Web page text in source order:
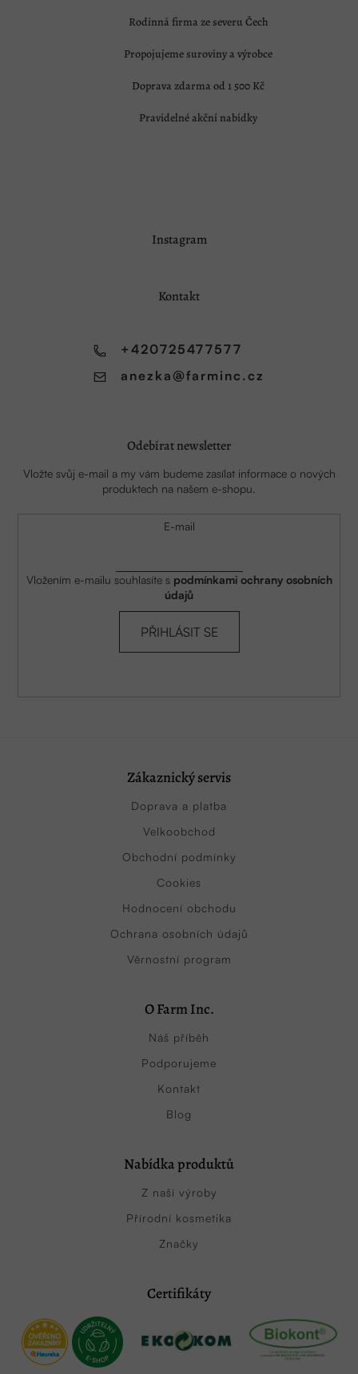
á
c
p
v
Rodinná firma ze severu Čech
Propojujeme suroviny a výrobce
Doprava zdarma od 1 500 Kč
Pravidelné akční nabídky
Instagram
Kontakt
anezka @farminc.cz
+420725477577
Odebírat newsletter
Vložte svůj e-mail a my vám budeme zasílat informace o nových
produktech na našem e-shopu.
E-mail
Vložením e-mailu souhlasíte s podmínkami ochrany osobních
údajů
PŘIHLÁSIT SE
Zákaznický servis
Doprava a platba
Velkoobchod
Obchodní podmínky
Cookies
Hodnocení obchodu
Ochrana osobních údajů
Věrnostní program
O Farm Inc.
Náš příběh
Podporujeme
Kontakt
Blog
Nabídka produktů
Z naší výroby
Přírodní kosmetika
Značky
Certifikáty